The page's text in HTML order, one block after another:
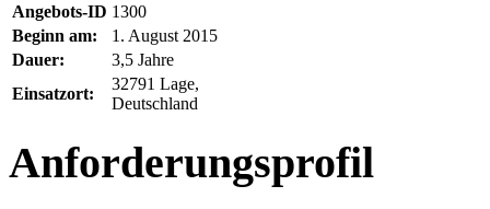
Angebots-ID 1300
Beginn am:
1. August 2015
Dauer:
3,5 Jahre
Einsatzort:
32791 Lage,
Deutschland
Anforderungsprofil